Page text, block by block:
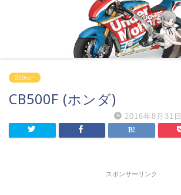
250cc~
CB500F (ホンダ)
2016年8月31日
スポンサーリンク